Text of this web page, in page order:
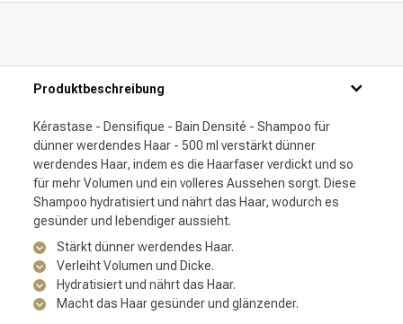
Produktbeschreibung
Kérastase - Densifique - Bain Densité - Shampoo für
dünner werdendes Haar - 500 ml verstärkt dünner
werdendes Haar, indem es die Haarfaser verdickt und so
für mehr Volumen und ein volleres Aussehen sorgt. Diese
Shampoo hydratisiert und nährt das Haar, wodurch es
gesünder und lebendiger aussieht.
Stärkt dünner werdendes Haar.
Verleiht Volumen und Dicke.
Hydratisiert und nährt das Haar.
Macht das Haar gesünder und glänzender.